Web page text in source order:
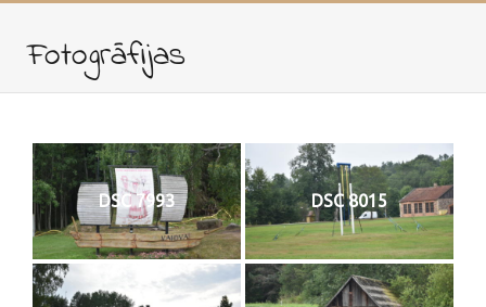
Fotogrāfijas
DSC 7993 DSC 8015